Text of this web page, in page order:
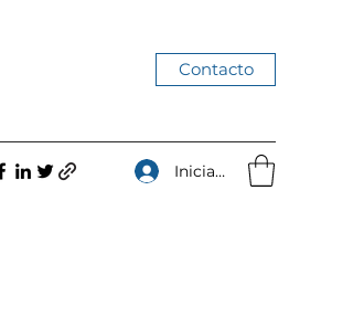
Contacto
Iniciar sesión